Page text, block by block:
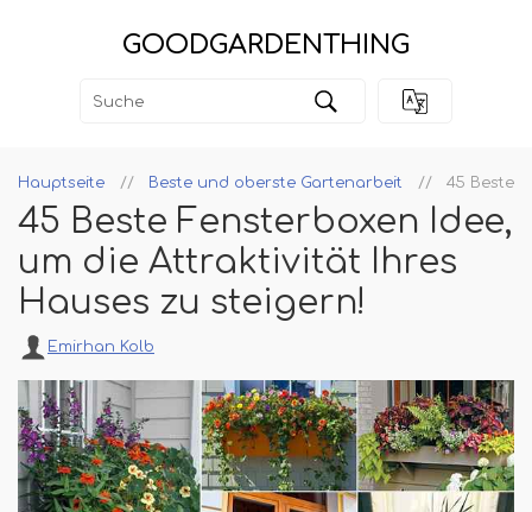
GOODGARDENTHING
Hauptseite Beste und oberste Gartenarbeit 45 Beste
45 Beste Fensterboxen Idee,
um die Attraktivität Ihres
Hauses zu steigern!
Emirhan Kolb